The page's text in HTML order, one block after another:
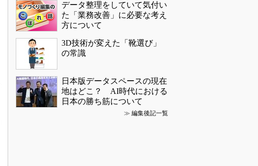
データ整理をしていて気付い
た「業務改善」に必要な考え
方について
3D技術が変えた「靴選び」
の常識
日本版データスペースの現在
地はどこ？ AI時代における
日本の勝ち筋について
≫ 編集後記一覧